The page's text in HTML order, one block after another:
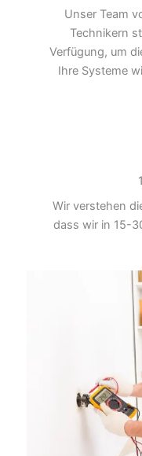
Unser Team
Technikern
Verfügung, um
Ihre Systeme
Wir verstehen
dass wir in 15-